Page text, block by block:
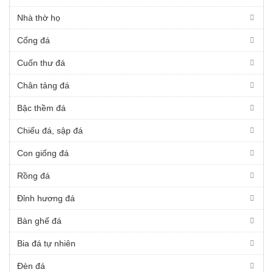
Nhà thờ họ
Cổng đá
Cuốn thư đá
Chân tảng đá
Bậc thềm đá
Chiếu đá, sập đá
Con giống đá
Rồng đá
Đỉnh hương đá
Bàn ghế đá
Bia đá tự nhiên
Đèn đá